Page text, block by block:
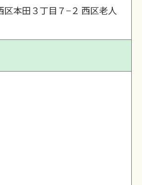
区本田３丁目７−２ 西区老人